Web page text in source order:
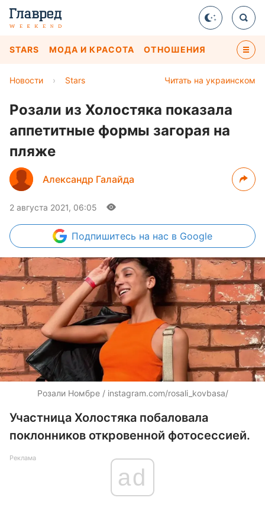
STARS МОДА И КРАСОТА ОТНОШЕНИЯ
Читать на украинском
Новости › Stars
Розали из Холостяка показала
аппетитные формы загорая на
пляже
Александр Галайда
2 августа 2021, 06:05
Подпишитесь на нас в Google
Розали Номбре / instagram.com/rosali_kovbasa/
Участница Холостяка побаловала
поклонников откровенной фотосессией.
Реклама
ad